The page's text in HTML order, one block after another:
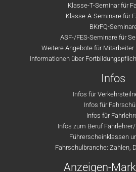
Klasse-T-Seminar für
Klasse-A-Seminare für
BKrFQ-
ASF-/FES-Seminare für
Weitere Angebote für
Informationen über
Infos
Infos für
Infos für
Infos für
Infos zum Beruf
Führerscheinklassen
Fahrschulbranche: Zahlen,
Anzeigen-